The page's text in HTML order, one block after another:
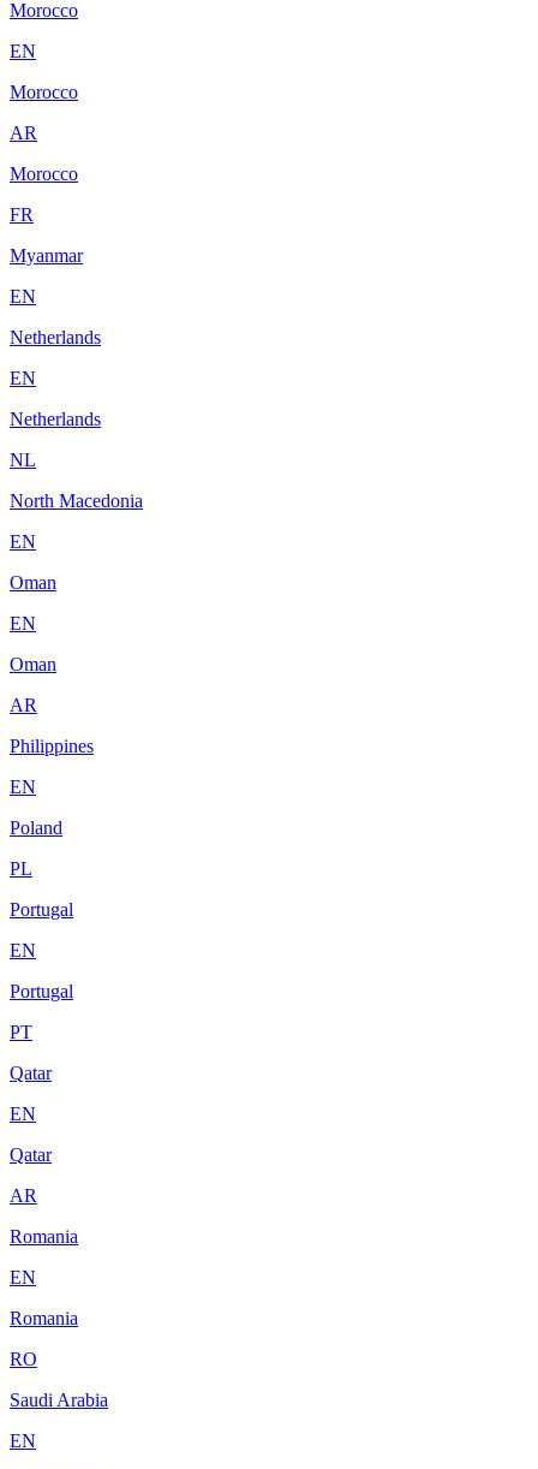
Morocco
EN
Morocco
AR
Morocco
FR
Myanmar
EN
Netherlands
EN
Netherlands
NL
North Macedonia
EN
Oman
EN
Oman
AR
Philippines
EN
Poland
PL
Portugal
EN
Portugal
PT
Qatar
EN
Qatar
AR
Romania
EN
Romania
RO
Saudi Arabia
EN